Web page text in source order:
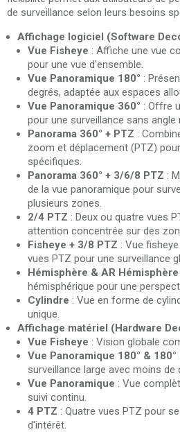
de surveillance selon leurs besoins
Affichage logiciel (Software
Vue Fisheye : Affiche une vue
pour une vue d'ensemble.
Vue Panoramique 180° :
degrés, adaptée aux espaces
Vue Panoramique 360° : Offre
pour une surveillance sans angle
Panorama 360° + PTZ :
zoom et déplacement (PTZ)
spécifiques.
Panorama 360° + 3/6/8 PTZ :
de la vue panoramique pour
plusieurs zones.
2/4 PTZ : Deux ou quatre vues
attention concentrée sur des
Fisheye + 3/8 PTZ : Vue
vues PTZ pour une surveillance
Hémisphère & AR Hémisphère
hémisphérique pour une
Cylindre : Vue en forme de
unique.
Affichage matériel (Hardware
Vue Fisheye : Vision globale
Vue Panoramique 180° & 180°
surveillance large avec moins de
Vue Panoramique : Vue
suivi continu.
4 PTZ : Quatre vues PTZ pour
d'intérêt.